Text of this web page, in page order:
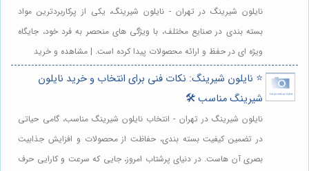
نایلون شیرینگ در تهران - نایلون شیرینگ، یکی از پرکاربردترین مواد
بسته بندی در صنایع مختلف، با ویژگی های منحصر به فرد خود، جایگاه
ویژه ای در حفظ و ارائه محصولات پیدا کرده است. | مشاهده و خرید
⭐️ نایلون شیرینگ: نکات فنی برای انتخاب و خرید نایلون
شیرینگ مناسب 🛠️
نایلون شیرینگ در تهران - انتخاب نایلون شیرینگ مناسب، گامی حیاتی
در تضمین کیفیت بسته بندی، حفاظت از محصولات و افزایش جذابیت
بصری آن هاست. در دنیای پرشتاب امروز، جایی که سرعت و کارایی حرف